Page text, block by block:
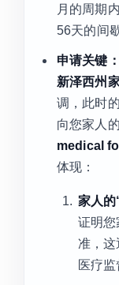
月的周期
56天的间
申请关键
新泽西州
调，此时
向您家人
medical
体现：
家人的
证明您
准，这
医疗监